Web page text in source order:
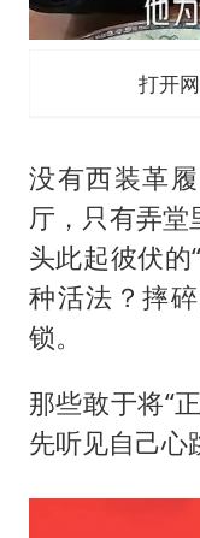
打开
没有西装革
厅，只有弄堂
头此起彼伏的
种活法？摔
锁。
那些敢于将“
先听见自己心